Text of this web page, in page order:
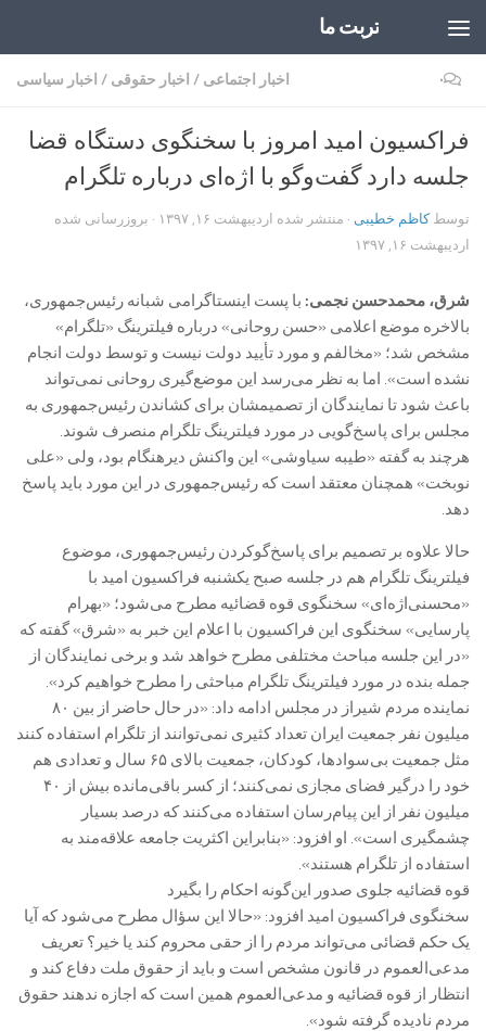
تربت ما
اخبار اجتماعی / اخبار حقوقی / اخبار سیاسی ۰
فراکسیون امید امروز با سخنگوی دستگاه قضا
جلسه دارد گفت‌وگو با اژه‌ای درباره تلگرام
توسطکاظم خطیبی · منتشر شده اردیبهشت ۱۶, ۱۳۹۷
· بروزرسانی شده
اردیبهشت ۱۶, ۱۳۹۷
شرق، محمدحسن نجمی:‌ با پست اینستاگرامی شبانه رئیس‌جمهوری،
بالاخره موضع اعلامی «حسن روحانی» درباره فیلترینگ «تلگرام»
مشخص شد؛ «مخالفم و مورد تأیید دولت نیست و توسط دولت انجام
نشده است». اما به نظر می‌رسد این موضع‌گیری روحانی نمی‌تواند
باعث شود تا نمایندگان از تصمیمشان برای کشاندن رئیس‌جمهوری به
مجلس برای پاسخ‌گویی در مورد فیلترینگ تلگرام منصرف شوند.
هرچند به گفته «طیبه سیاوشی» این واکنش دیرهنگام بود، ولی «علی
نوبخت» همچنان معتقد است که رئیس‌جمهوری در این مورد باید پاسخ
دهد.
حالا علاوه بر تصمیم برای پاسخ‌گوکردن رئیس‌جمهوری، موضوع
فیلترینگ تلگرام هم در جلسه صبح یکشنبه فراکسیون امید با
«محسنی‌اژه‌ای» سخنگوی قوه قضائیه مطرح می‌شود؛ «بهرام
پارسایی» سخنگوی این فراکسیون با اعلام این خبر به «شرق» گفته که
«در این جلسه مباحث مختلفی مطرح خواهد شد و برخی نمایندگان از
جمله بنده در مورد فیلترینگ تلگرام مباحثی را مطرح خواهیم کرد».
نماینده مردم شیراز در مجلس ادامه داد: «در حال حاضر از بین ۸۰
میلیون نفر جمعیت ایران تعداد کثیری نمی‌توانند از تلگرام استفاده کنند
مثل جمعیت بی‌سوادها، کودکان، جمعیت بالای ۶۵ سال و تعدادی هم
خود را درگیر فضای مجازی نمی‌کنند؛ از کسر باقی‌مانده بیش از ۴۰
میلیون نفر از این پیام‌رسان استفاده می‌کنند که درصد بسیار
چشمگیری است». او افزود: «بنابراین اکثریت جامعه علاقه‌مند به
استفاده از تلگرام هستند».
قوه قضائیه جلوی صدور این‌گونه احکام را بگیرد
سخنگوی فراکسیون امید افزود: «حالا این سؤال مطرح می‌شود که آیا
یک حکم قضائی می‌تواند مردم را از حقی محروم کند یا خیر؟ تعریف
مدعی‌العموم در قانون مشخص است و باید از حقوق ملت دفاع کند و
انتظار از قوه قضائیه و مدعی‌العموم همین است که اجازه ندهند حقوق
مردم نادیده گرفته شود».